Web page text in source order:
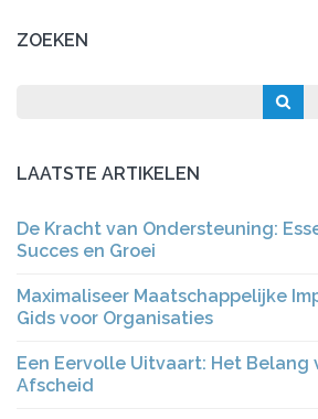
ZOEKEN
LAATSTE ARTIKELEN
De Kracht van Ondersteuning:
Succes en Groei
Maximaliseer Maatschappelijke
Gids voor Organisaties
Een Eervolle Uitvaart: Het Belang
Afscheid